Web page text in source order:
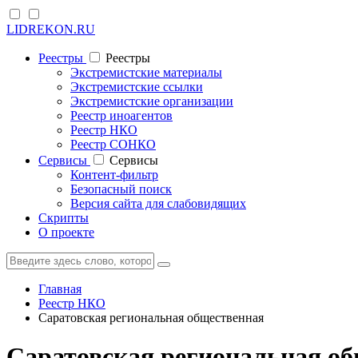
LIDREKON.RU
Реестры
Реестры
Экстремистские материалы
Экстремистские ссылки
Экстремистские организации
Реестр иноагентов
Реестр НКО
Реестр СОНКО
Cервисы
Cервисы
Контент-фильтр
Безопасный поиск
Версия сайта для слабовидящих
Скрипты
О проекте
Главная
Реестр НКО
Саратовская региональная общественная